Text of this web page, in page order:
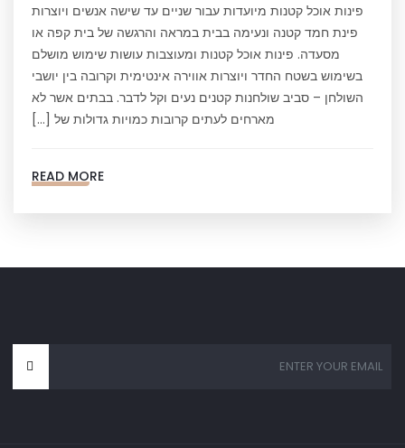
פינות אוכל קטנות מיועדות עבור שניים עד שישה אנשים ויוצרות
פינת חמד קטנה ונעימה בבית במראה והרגשה של בית קפה או
מסעדה. פינות אוכל קטנות ומעוצבות עושות שימוש מושלם
בשימוש בשטח החדר ויוצרות אווירה אינטימית וקרובה בין יושבי
השולחן – סביב שולחנות קטנים נעים וקל לדבר. בבתים אשר לא
מארחים לעתים קרובות כמויות גדולות של […]
READ MORE